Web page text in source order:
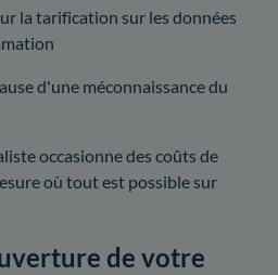
la tarification sur les données
d'une méconnaissance du
occasionne des coûts de
où tout est possible sur
de votre